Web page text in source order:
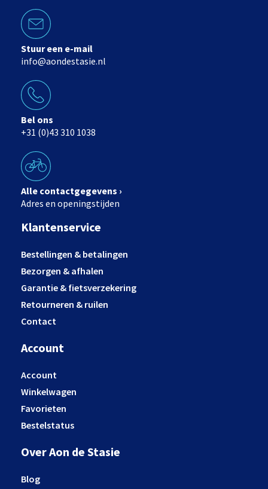
Stuur een e-mail
info@aondestasie.nl
Bel ons
+31 (0)43 310 1038
Alle contactgegevens ›
Adres en openingstijden
Klantenservice
Bestellingen & betalingen
Bezorgen & afhalen
Garantie & fietsverzekering
Retourneren & ruilen
Contact
Account
Account
Winkelwagen
Favorieten
Bestelstatus
Over Aon de Stasie
Blog